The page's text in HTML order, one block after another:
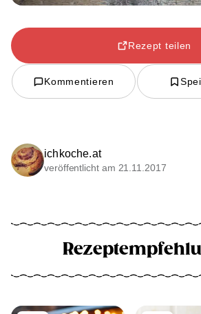
Rezept teilen
Kommentieren
ichkoche.at
veröffentlicht am 21.11.2017